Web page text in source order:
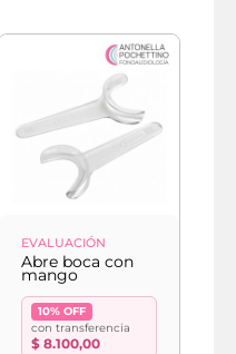
EVALUACIÓN
Abre boca con
mango
10% OFF
con transferencia
$ 8.100,00